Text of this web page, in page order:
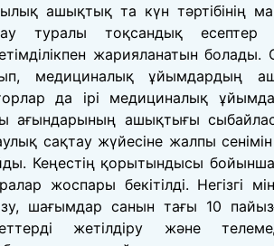
ашықтық та күн тәртібінің
туралы тоқсандық
жарияланатын
медициналық ұйымдардың
да ірі медициналық
ағындарының ашықтығы
сақтау жүйесіне жалпы
Кеңестің қорытындысы
жоспары бекітілді.
шағымдар санын тағы 10
жетілдіру және